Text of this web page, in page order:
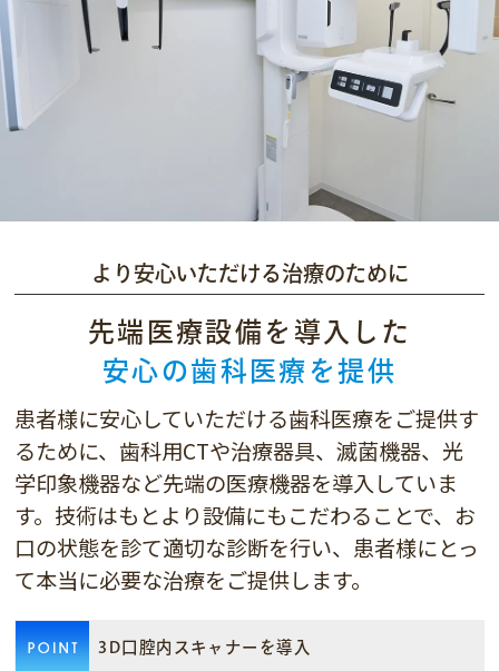
より安心いただける治療のために
先端医療設備を導入した
安心の歯科医療を提供
患者様に安心していただける歯科医療をご提供す
るために、歯科用CTや治療器具、滅菌機器、光
学印象機器など先端の医療機器を導入していま
す。技術はもとより設備にもこだわることで、お
口の状態を診て適切な診断を行い、患者様にとっ
て本当に必要な治療をご提供します。
3D口腔内スキャナーを導入